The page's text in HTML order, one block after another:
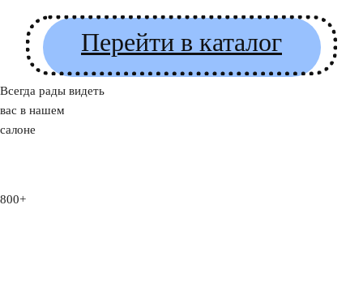
Перейти в каталог
Всегда рады видеть
вас в нашем
салоне
800+